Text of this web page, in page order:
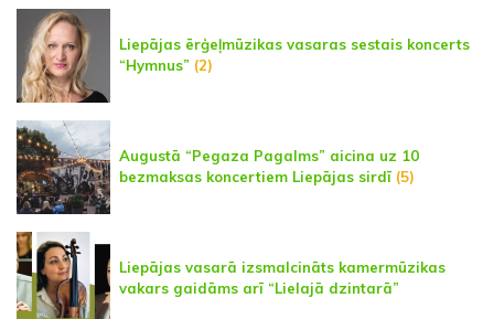
Liepājas ērģeļmūzikas vasaras sestais koncerts
“Hymnus” (2)
Augustā “Pegaza Pagalms” aicina uz 10
bezmaksas koncertiem Liepājas sirdī (5)
Liepājas vasarā izsmalcināts kamermūzikas
vakars gaidāms arī “Lielajā dzintarā”